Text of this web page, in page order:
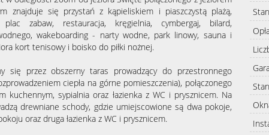
znajduje się przystań z kąpieliskiem i piaszczystą plażą,
zabaw, restauracja, kręgielnia, cymbergaj, bilard,
wakeboarding - narty wodne, park linowy, sauna i
kort tenisowy i boisko do piłki nożnej.
się przez obszerny taras prowadzący do przestronnego
ciepła na górne pomieszczenia), połączonego
kuchennym, sypialnia oraz łazienka z WC i prysznicem. Na
drewniane schody, gdzie umiejscowione są dwa pokoje,
oraz druga łazienka z WC i prysznicem.